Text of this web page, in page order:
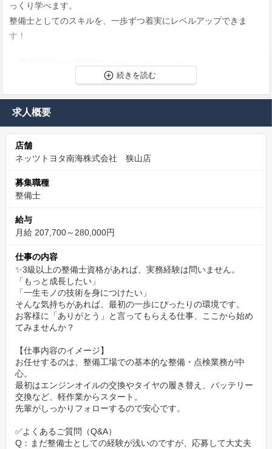
っくり学べます。
整備士としてのスキルを、一歩ずつ着実にレベルアップできま
す！
✨最新設備で“整備力”がどんどん上がる！
トヨタ純正の診断機器や専用タブレットなど、最先端の整備環境
を完備。
「勘」や「経験則」だけに頼らず、ロジカルに整備スキルを高め
✨“ありがとう”がもらえる技術職
整備作業後には、自分の口で内容を説明する機会もあり、お客様
から直接感謝の言葉をいただけます。
✨仲間と一緒にステップアップできる！
若手も多く在籍し、同世代の仲間と相談しながら成長できる雰囲
気。
社歴に関係なく意見を出し合える風土なので、のびのび働けま
す。
オン・オフのメリハリを大事にしている会社だから、長期休暇や
連休の取得もOK。
「ちゃんと働いて、ちゃんと休む」が当たり前の職場です！
求人概要
店舗
ネッツトヨタ南海株式会社 狭山店
募集職種
整備士
給与
月給 207,700～280,000円
仕事の内容
✨3級以上の整備士資格があれば、実務経験は問いません。
「もっと成長したい」
「一生モノの技術を身につけたい」
そんな気持ちがあれば、最初の一歩にぴったりの環境です。
お客様に「ありがとう」と言ってもらえる仕事、ここから始め
てみませんか？
【仕事内容のイメージ】
お任せするのは、整備工場での基本的な整備・点検業務が中
心。
最初はエンジンオイルの交換やタイヤの履き替え、バッテリー
交換など、軽作業からスタート。
先輩がしっかりフォローするので安心です。
✅よくあるご質問（Q&A）
Q：まだ整備士としての経験が浅いのですが、応募して大丈夫